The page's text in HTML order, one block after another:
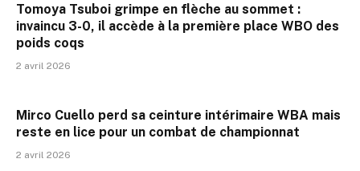
Tomoya Tsuboi grimpe en flèche au sommet :
invaincu 3-0, il accède à la première place WBO des
poids coqs
2 avril 2026
Mirco Cuello perd sa ceinture intérimaire WBA mais
reste en lice pour un combat de championnat
2 avril 2026